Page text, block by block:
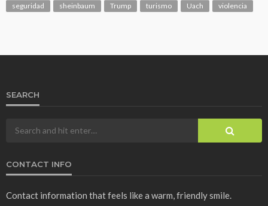
seguridad
sheinbaum Trump turismo Uach violencia
SEARCH
CONTACT INFO
Contact information that feels like a warm, friendly smile.